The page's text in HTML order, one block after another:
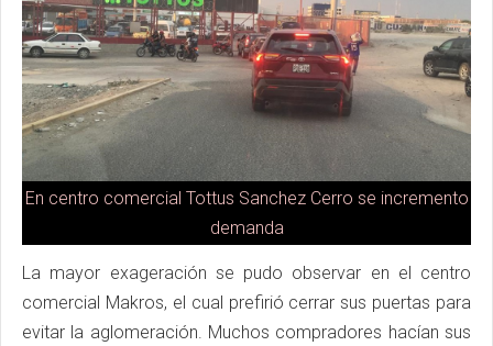
En centro comercial Tottus Sanchez Cerro se incremento
demanda
La mayor exageración se pudo observar en el centro
comercial Makros, el cual prefirió cerrar sus puertas para
evitar la aglomeración. Muchos compradores hacían sus